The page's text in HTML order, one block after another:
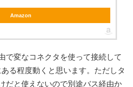
Amazon
で変なコネクタを使って接続して
る程度動くと思います。ただしタ
だと使えないので別途バス経由か